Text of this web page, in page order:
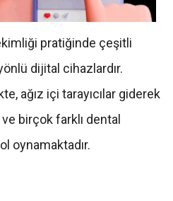
pratiğinde çeşitli
dijital cihazlardır.
ağız içi tarayıcılar giderek
birçok farklı dental
oynamaktadır.